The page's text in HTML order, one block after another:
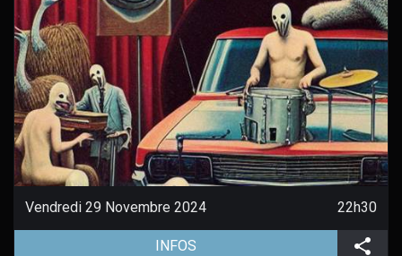
Vendredi 29 Novembre 2024 22h30
INFOS (aller à la page de l'évènement)